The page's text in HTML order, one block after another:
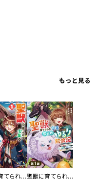
もっと見る
聖獣に育てられた少年の異世界ゆるり放浪記～神様からもらったチート魔法で、仲間たちとスローライフを満喫中～ 聖獣に育てられた少年の異世界ゆるり放浪記～神様からもらったチート魔法で、仲間たちとスローライフを満喫中～【分冊版】